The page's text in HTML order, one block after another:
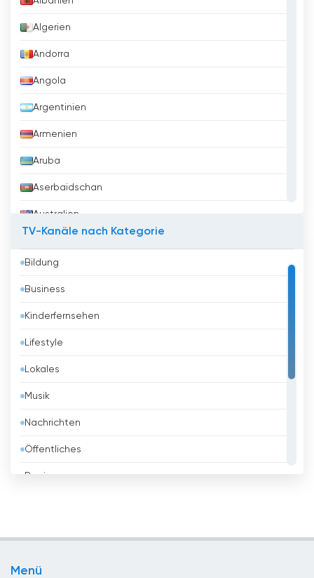
kostenlos
Algerien
Andorra
Angola
Argentinien
Armenien
Aruba
Aserbaidschan
Australien
Bahrain
Bangladesh
Barbados
Belarus
Belgien
Belize
Benin
Bhutan
TV-Kanäle nach Kategorie
Bildung
Business
Kinderfernsehen
Lifestyle
Lokales
Musik
Nachrichten
Öffentliches
Regierung
Menü